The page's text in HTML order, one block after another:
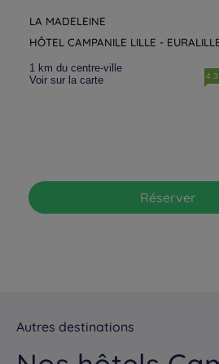
Hôtels
Hôtels Wasquehal
LA MADELEINE
HÔTEL CAMPANILE LILLE -
1 km du centre-ville
Voir sur la carte
4.3
Réserver
Autres destinations